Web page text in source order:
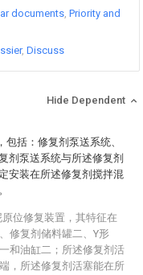
documents Priority and
Discuss
Hide Dependent
括：修复剂泵送系统、
剂泵送系统与所述修复剂
安装在所述修复剂搅拌混
位修复装置，其特征在
修复剂储料罐二、Y形
和油缸二；所述修复剂活
，所述修复剂活塞能在所